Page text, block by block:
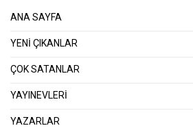
ANA SAYFA
YENİ ÇIKANLAR
ÇOK SATANLAR
YAYINEVLERİ
YAZARLAR